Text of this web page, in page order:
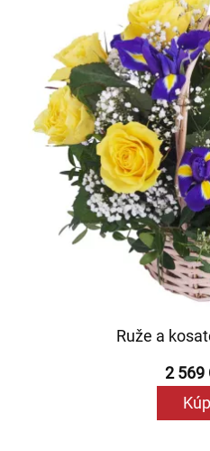
Ruže a
2 569